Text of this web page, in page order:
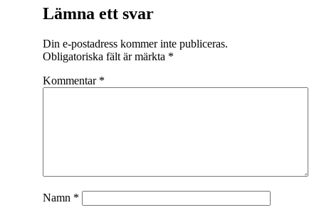
Lämna ett svar
Din e-postadress kommer inte publiceras.
Obligatoriska fält är märkta *
Kommentar *
Namn *